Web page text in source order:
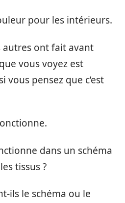
pour les intérieurs.
autres ont fait avant
vous voyez est
vous pensez que c’est
dans un schéma
tissus ?
ils le schéma ou le